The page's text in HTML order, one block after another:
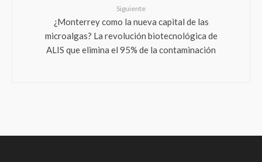
Siguiente
¿Monterrey como la nueva capital de las
microalgas? La revolución biotecnológica de
ALIS que elimina el 95% de la contaminación